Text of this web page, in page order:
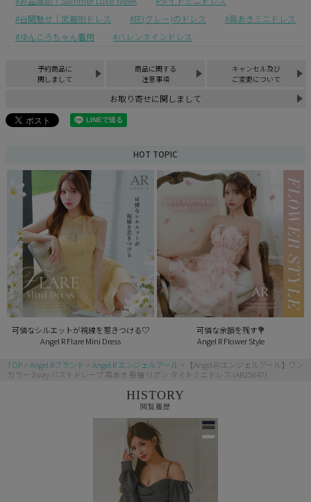
谷間魅せ｜武器別ドレス
灰(グレー)のドレス
肩あきミニドレス
ゆんころちゃん着用
バレンタインドレス
予約商品に
関しまして
商品に関する
注意事項
キャンセル及び
ご変更について
お取り寄せに関しまして
HOT TOPIC
可憐なシルエットが視線を惹きつける♡
Angel R Flare Mini Dress
可憐な余韻を残す💐
Angel R Flower Style
TOP Angel Rブランド Angel R エンジェルアール
【Angel R/エンジェルアール】ワン
カラー 2way バストドレープ 肩あき 長袖 リボン タイトミニドレス (AR25847)
HISTORY
閲覧履歴